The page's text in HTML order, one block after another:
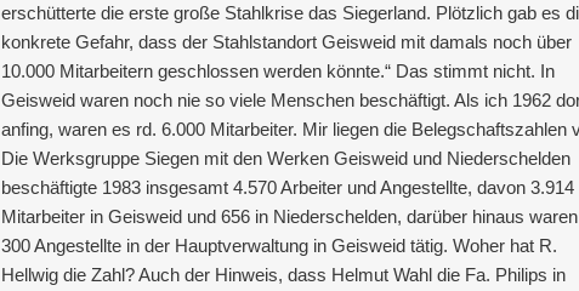
erschütterte die erste große Stahlkrise das Siegerland. Plötzlich gab es
konkrete Gefahr, dass der Stahlstandort Geisweid mit damals noch über
10.000 Mitarbeitern geschlossen werden könnte.“ Das stimmt nicht. In
Geisweid waren noch nie so viele Menschen beschäftigt. Als ich 1962
anfing, waren es rd. 6.000 Mitarbeiter. Mir liegen die Belegschaftszahlen
Die Werksgruppe Siegen mit den Werken Geisweid und Niederschelden
beschäftigte 1983 insgesamt 4.570 Arbeiter und Angestellte, davon 3.914
Mitarbeiter in Geisweid und 656 in Niederschelden, darüber hinaus
300 Angestellte in der Hauptverwaltung in Geisweid tätig. Woher hat R.
Hellwig die Zahl? Auch der Hinweis, dass Helmut Wahl die Fa. Philips in